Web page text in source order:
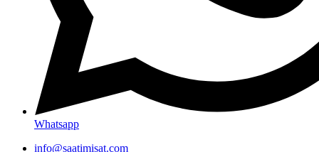
Whatsapp
info@saatimisat.com